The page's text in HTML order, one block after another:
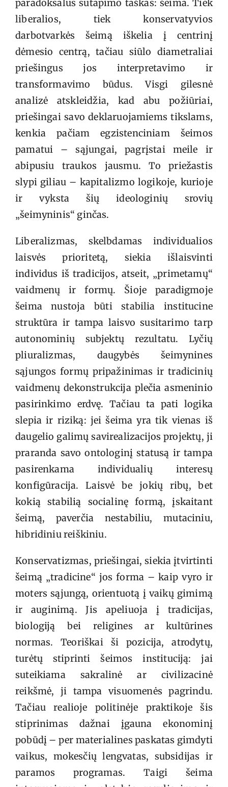
paradoksalus sutapimo taškas: šeima. Tiek
liberalios, tiek konservatyvios
darbotvarkės šeimą iškelia į centrinį
dėmesio centrą, tačiau siūlo diametraliai
priešingus jos interpretavimo ir
transformavimo būdus. Visgi gilesnė
analizė atskleidžia, kad abu požiūriai,
priešingai savo deklaruojamiems tikslams,
kenkia pačiam egzistenciniam šeimos
pamatui – sąjungai, pagrįstai meile ir
abipusiu traukos jausmu. To priežastis
slypi giliau – kapitalizmo logikoje, kurioje
ir vyksta šių ideologinių srovių
„šeimyninis“ ginčas.
Liberalizmas, skelbdamas individualios
laisvės prioritetą, siekia išlaisvinti
individus iš tradicijos, atseit, „primetamų“
vaidmenų ir formų. Šioje paradigmoje
šeima nustoja būti stabilia institucine
struktūra ir tampa laisvo susitarimo tarp
autonominių subjektų rezultatu. Lyčių
pliuralizmas, daugybės šeimynines
sąjungos formų pripažinimas ir tradicinių
vaidmenų dekonstrukcija plečia asmeninio
pasirinkimo erdvę. Tačiau ta pati logika
slepia ir riziką: jei šeima yra tik vienas iš
daugelio galimų savirealizacijos projektų, ji
praranda savo ontologinį statusą ir tampa
pasirenkama individualių interesų
konfigūracija. Laisvė be jokių ribų, bet
kokią stabilią socialinę formą, įskaitant
šeimą, paverčia nestabiliu, mutaciniu,
hibridiniu reiškiniu.
Konservatizmas, priešingai, siekia įtvirtinti
šeimą „tradicine“ jos forma – kaip vyro ir
moters sąjungą, orientuotą į vaikų gimimą
ir auginimą. Jis apeliuoja į tradicijas,
biologiją bei religines ar kultūrines
normas. Teoriškai ši pozicija, atrodytų,
turėtų stiprinti šeimos instituciją: jai
suteikiama sakralinė ar civilizacinė
reikšmė, ji tampa visuomenės pagrindu.
Tačiau realioje politinėje praktikoje šis
stiprinimas dažnai įgauna ekonominį
pobūdį – per materialines paskatas gimdyti
vaikus, mokesčių lengvatas, subsidijas ir
paramos programas. Taigi šeima